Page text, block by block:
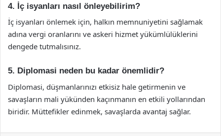
4. İç isyanları nasıl önleyebilirim?
İç isyanları önlemek için, halkın memnuniyetini sağlamak
adına vergi oranlarını ve askeri hizmet yükümlülüklerini
dengede tutmalısınız.
5. Diplomasi neden bu kadar önemlidir?
Diplomasi, düşmanlarınızı etkisiz hale getirmenin ve
savaşların mali yükünden kaçınmanın en etkili yollarından
biridir. Müttefikler edinmek, savaşlarda avantaj sağlar.